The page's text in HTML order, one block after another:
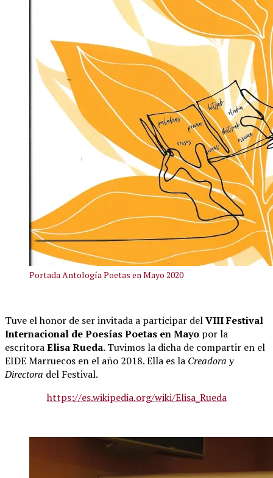
Portada Antología Poetas en Mayo 2020
Tuve el honor de ser invitada a participar delVIII Festival
Internacional de Poesías Poetas en Mayo por la
escritoraElisa Rueda. Tuvimos la dicha de compartir en el
EIDE Marruecos en el año 2018. Ella es la Creadora y
Directora del Festival.
https://es.wikipedia.org/wiki/Elisa_Rueda